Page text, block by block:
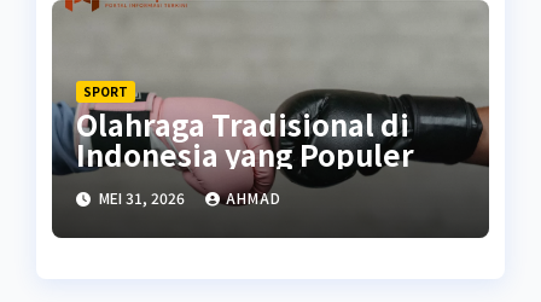
SPORT
Olahraga Tradisional di
Indonesia yang Populer
MEI 31, 2026 AHMAD